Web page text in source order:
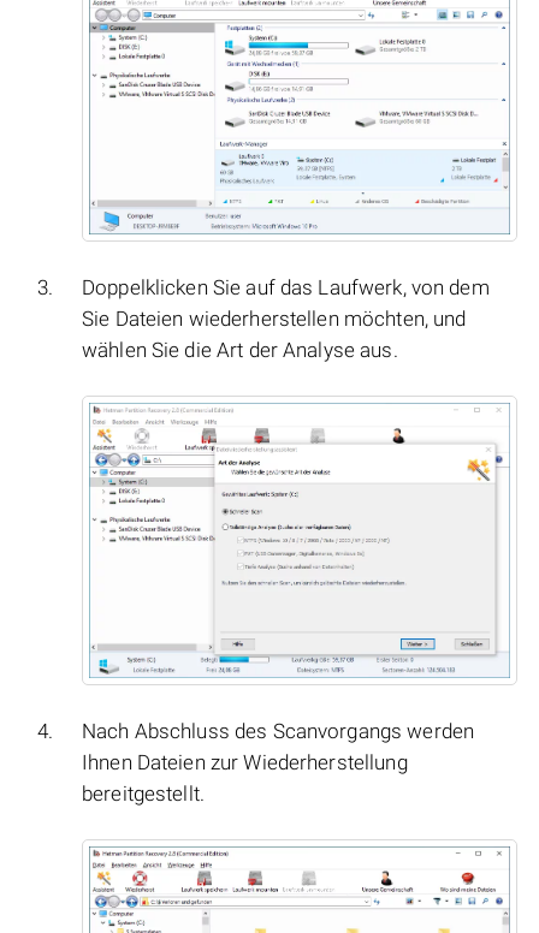
Doppelklicken Sie auf das Laufwerk, von dem
Sie Dateien wiederherstellen möchten, und
wählen Sie die Art der Analyse aus.
Nach Abschluss des Scanvorgangs werden
Ihnen Dateien zur Wiederherstellung
bereitgestellt.